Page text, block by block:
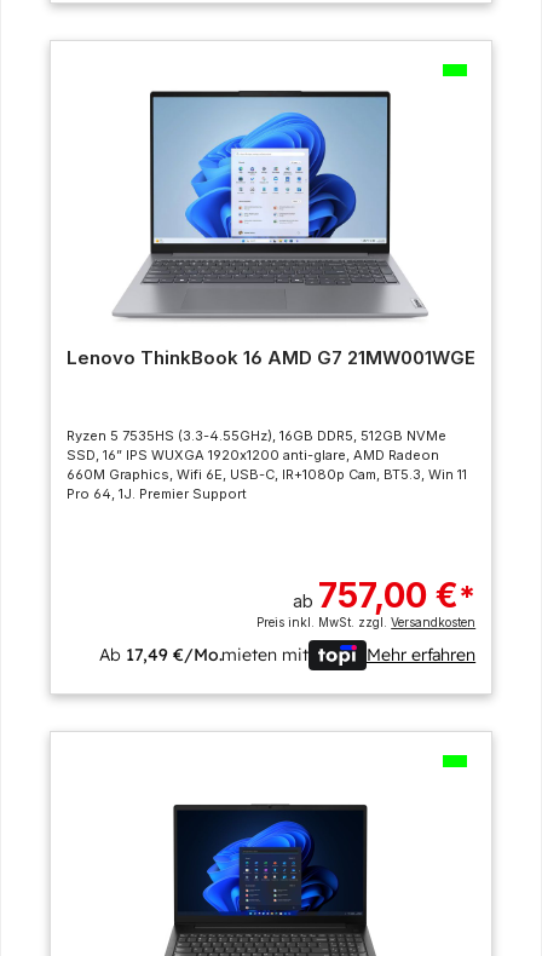
Lenovo ThinkBook 16 AMD G7 21MW001WGE
Ryzen 5 7535HS (3.3-4.55GHz), 16GB DDR5, 512GB NVMe
SSD, 16” IPS WUXGA 1920x1200 anti-glare, AMD Radeon
660M Graphics, Wifi 6E, USB-C, IR+1080p Cam, BT5.3, Win 11
Pro 64, 1J. Premier Support
ab 757,00 €*
Preis inkl. MwSt. zzgl.Versandkosten
Ab 17,49 €/Mo.mieten mit Mehr erfahren